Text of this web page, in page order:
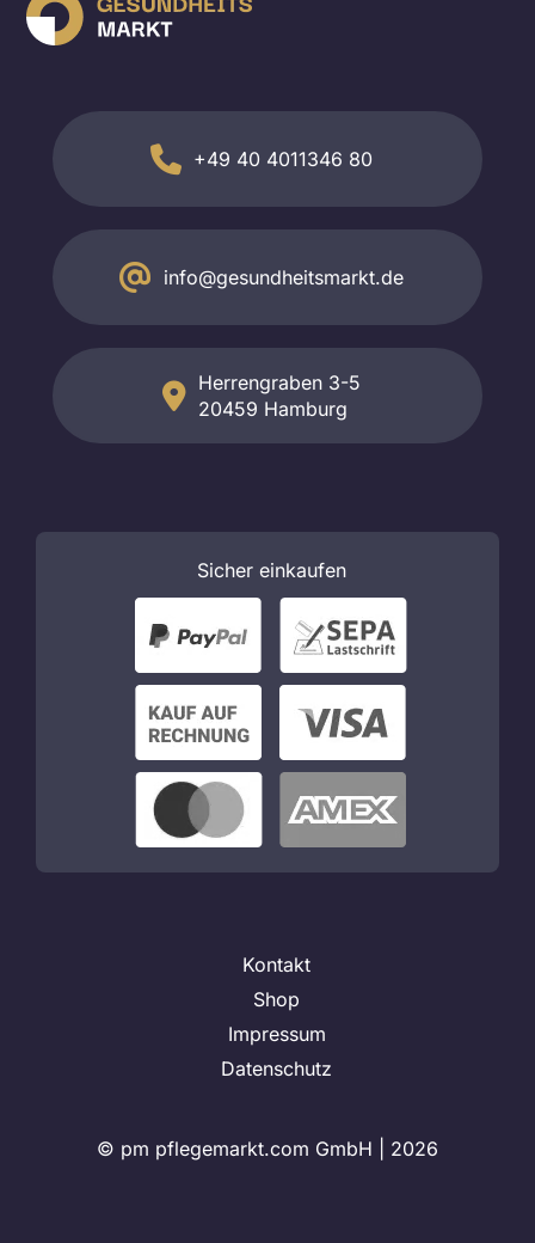
+49 40 4011346 80
info@gesundheitsmarkt.de
Herrengraben 3-5
20459 Hamburg
Sicher einkaufen
Kontakt
Shop
Impressum
Datenschutz
© pm pflegemarkt.com GmbH | 2026